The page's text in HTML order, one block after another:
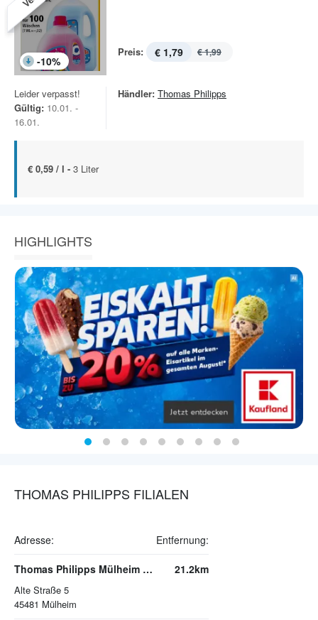
-10%
Preis: € 1,79 € 1,99
Leider verpasst!
Gültig: 10.01. -
16.01.
Händler: Thomas Philipps
€ 0,59 / l - 3 Liter
HIGHLIGHTS
THOMAS PHILIPPS FILIALEN
Adresse: Entfernung:
Thomas Philipps Mülheim an der Ruhr
Alte Straße 5
45481 Mülheim
21.2km